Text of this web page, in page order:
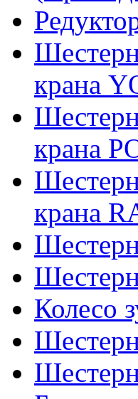
крана
крана
крана
Колесо